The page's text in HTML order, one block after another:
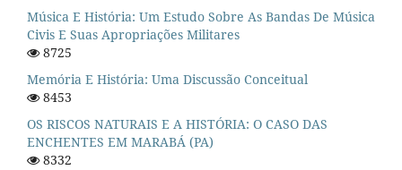
Música E História: Um Estudo Sobre As Bandas De Música
Civis E Suas Apropriações Militares
8725
Memória E História: Uma Discussão Conceitual
8453
OS RISCOS NATURAIS E A HISTÓRIA: O CASO DAS
ENCHENTES EM MARABÁ (PA)
8332